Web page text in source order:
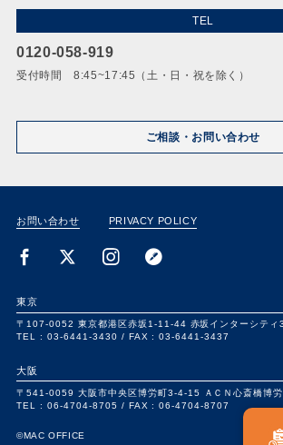
TEL
0120-058-919
受付時間 8:45~17:45（土・日・祝を除く）
ご相談・お問い合わせ
お問い合わせ PRIVACY POLICY
東京
〒107-0052 東京都港区赤坂1-11-44 赤坂インターシティ
TEL : 03-6441-3430 / FAX : 03-6441-3437
大阪
〒541-0059 大阪市中央区博労町3-4-15
ＡＣＮ心斎橋博
TEL : 06-4704-8705 / FAX : 06-4704-8707
©MAC OFFICE